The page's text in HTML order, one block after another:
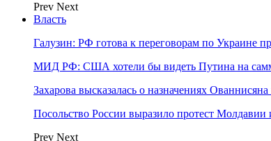
Prev Next
Власть
Галузин: РФ готова к переговорам по Украине
МИД РФ: США хотели бы видеть Путина на
Захарова высказалась о назначениях
Посольство России выразило протест Молдавии
Prev Next